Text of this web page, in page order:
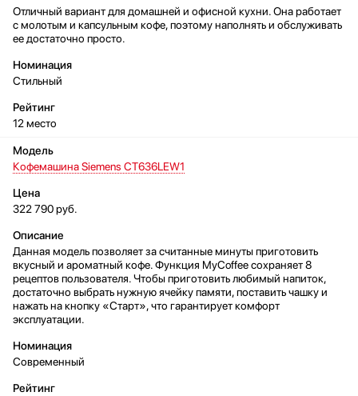
Отличный вариант для домашней и офисной кухни. Она работает
с молотым и капсульным кофе, поэтому наполнять и обслуживать
ее достаточно просто.
Стильный
12 место
Кофемашина Siemens CT636LEW1
322 790 руб.
Данная модель позволяет за считанные минуты приготовить
вкусный и ароматный кофе. Функция MyCoffee сохраняет 8
рецептов пользователя. Чтобы приготовить любимый напиток,
достаточно выбрать нужную ячейку памяти, поставить чашку и
нажать на кнопку «Старт», что гарантирует комфорт
эксплуатации.
Современный